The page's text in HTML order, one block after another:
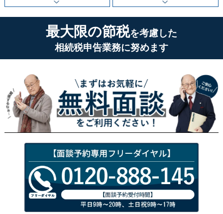
最大限の節税を考慮した
相続税申告業務に努めます